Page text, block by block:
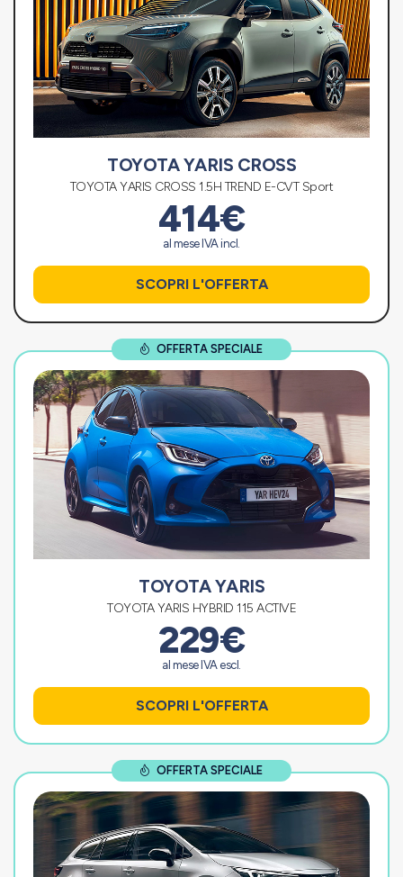
TOYOTA YARIS CROSS
TOYOTA YARIS CROSS 1.5H TREND E-CVT Sport
414€
al mese IVA incl.
SCOPRI L'OFFERTA
OFFERTA SPECIALE
TOYOTA YARIS
TOYOTA YARIS HYBRID 115 ACTIVE
229€
al mese IVA escl.
SCOPRI L'OFFERTA
OFFERTA SPECIALE